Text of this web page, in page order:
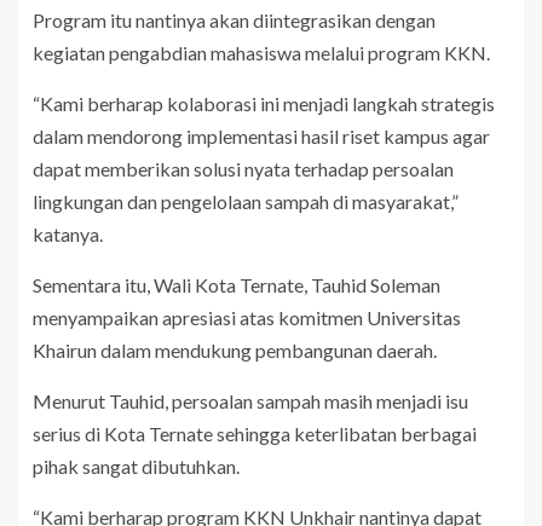
Program itu nantinya akan diintegrasikan dengan
kegiatan pengabdian mahasiswa melalui program KKN.
“Kami berharap kolaborasi ini menjadi langkah strategis
dalam mendorong implementasi hasil riset kampus agar
dapat memberikan solusi nyata terhadap persoalan
lingkungan dan pengelolaan sampah di masyarakat,”
katanya.
Sementara itu, Wali Kota Ternate, Tauhid Soleman
menyampaikan apresiasi atas komitmen Universitas
Khairun dalam mendukung pembangunan daerah.
Menurut Tauhid, persoalan sampah masih menjadi isu
serius di Kota Ternate sehingga keterlibatan berbagai
pihak sangat dibutuhkan.
“Kami berharap program KKN Unkhair nantinya dapat